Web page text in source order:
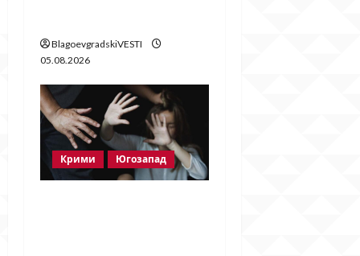
BlagoevgradskiVESTI
05.08.2026
Крими Югозапад